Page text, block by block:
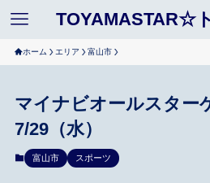
TOYAMASTAR☆
ホーム エリア 富山市
マイナビオールスター
7/29（水）
富山市 スポーツ